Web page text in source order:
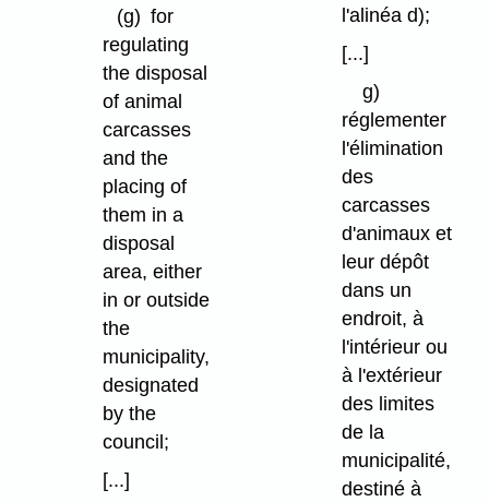
(g) for
regulating
the disposal
of animal
carcasses
and the
placing of
them in a
disposal
area, either
in or outside
the
municipality,
designated
by the
council;
[...]
l'alinéa d);
[...]
g)
réglementer
l'élimination
des
carcasses
d'animaux et
leur dépôt
dans un
endroit, à
l'intérieur ou
à l'extérieur
des limites
de la
municipalité,
destiné à